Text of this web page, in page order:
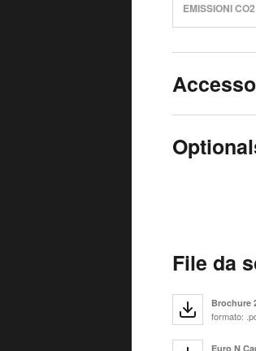
EMISSIONI CO2
File da
Brochure
formato:
Euro N